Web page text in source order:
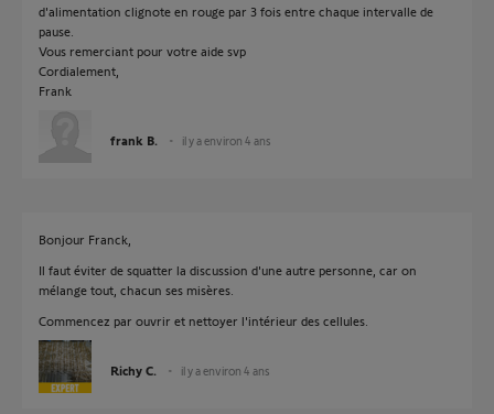
d'alimentation clignote en rouge par 3 fois entre chaque intervalle de
pause.
Vous remerciant pour votre aide svp
Cordialement,
Frank
frank B. il y a environ 4 ans
Bonjour Franck,
Il faut éviter de squatter la discussion d'une autre personne, car on
mélange tout, chacun ses misères.
Commencez par ouvrir et nettoyer l'intérieur des cellules.
Richy C. il y a environ 4 ans